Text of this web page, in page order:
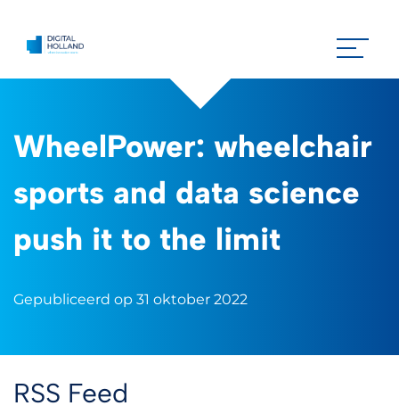
WheelPower: wheelchair
sports and data science
push it to the limit
Gepubliceerd op 31 oktober 2022
RSS Feed